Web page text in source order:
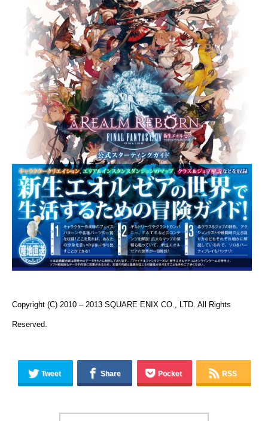
Copyright (C) 2010 – 2013 SQUARE ENIX CO., LTD. All Rights
Reserved.
Tweet Share Pocket RSS